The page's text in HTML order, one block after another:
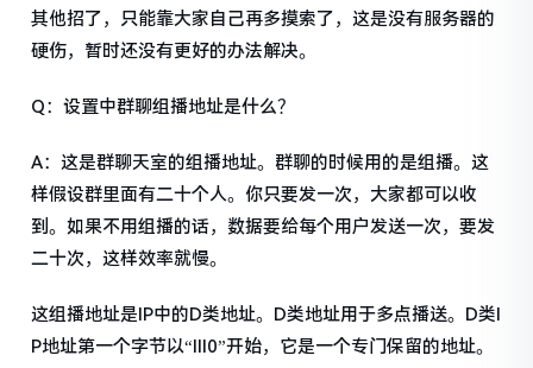
其他招了，只能靠大家自己再多摸索了，这是没有服务器的
硬伤，暂时还没有更好的办法解决。
Q：设置中群聊组播地址是什么？
A：这是群聊天室的组播地址。群聊的时候用的是组播。这
样假设群里面有二十个人。你只要发一次，大家都可以收
到。如果不用组播的话，数据要给每个用户发送一次，要发
二十次，这样效率就慢。
这组播地址是IP中的D类地址。D类地址用于多点播送。D类I
P地址第一个字节以“lll0”开始，它是一个专门保留的地址。